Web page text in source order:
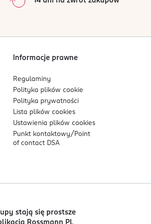
wgdata: od najnowszej
Informacje prawne
Regulaminy
Polityka plikówcookie
Polityka prywatności
Lista plikówcookies
Ustawienia plikówcookies
Punkt kontaktowy/ Point
of contact DSA
stają się prostsze
Rossmann PL